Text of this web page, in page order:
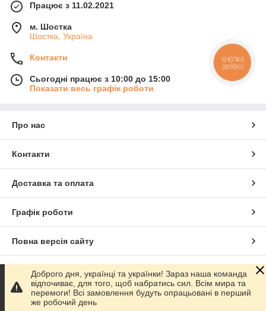
Працює з 11.02.2021
м. Шостка
Шостка, Україна
Контакти
Сьогодні працює з 10:00 до 15:00
Показати весь графік роботи
Про нас
Контакти
Доставка та оплата
Графік роботи
Повна версія сайту
Сайт створено на маркетплейсіProm.ua
Політика конфіденційності
Доброго дня, українці та українки! Зараз наша команда
відпочиває, для того, щоб набратись сил. Всім мира та
перемоги! Всі замовлення будуть опрацьовані в перший
же робочий день
КНОПКА
ЗВ'ЯЗКУ